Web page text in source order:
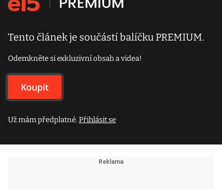
Tento článek je součástí balíčku PREMIUM.
Odemkněte si exkluzivní obsah a videa!
Koupit
Už mám předplatné.Přihlásit se